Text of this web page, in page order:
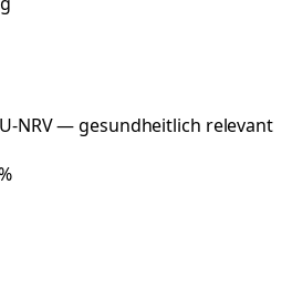
NRV — gesundheitlich relevant